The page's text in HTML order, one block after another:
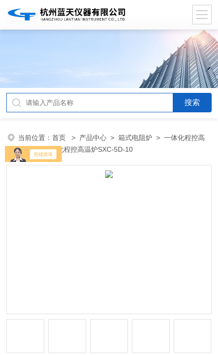
当前位置：首页 > 产品中心 >箱式电阻炉 >一体化程控高
温炉> 一体化程控高温炉SXC-5D-10